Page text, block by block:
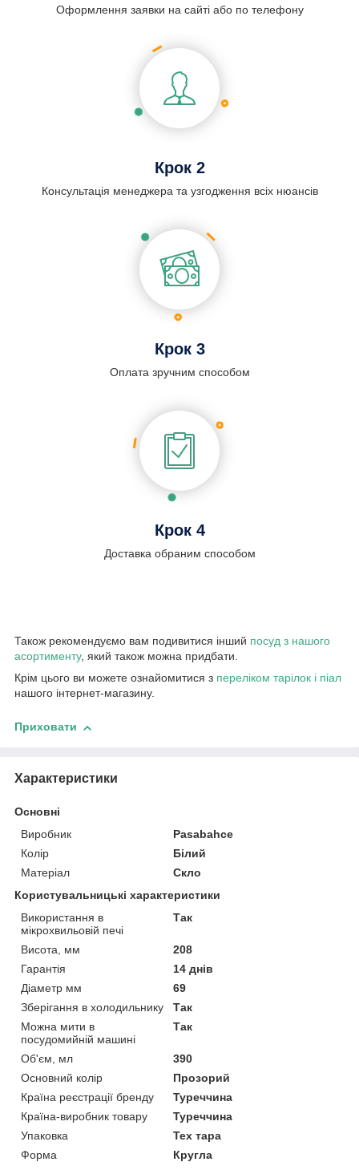
Оформлення заявки на сайті або по телефону
Крок 2
Консультація менеджера та узгодження всіх нюансів
Крок 3
Оплата зручним способом
Крок 4
Доставка обраним способом
Також рекомендуємо вам подивитися інший посуд з нашого
асортименту, який також можна придбати.
Крім цього ви можете ознайомитися з переліком тарілок і піал
нашого інтернет-магазину.
Приховати
Характеристики
Основні
Виробник
Pasabahce
Колір
Білий
Матеріал
Скло
Користувальницькі характеристики
Використання в
мікрохвильовій печі
Так
Висота, мм
208
Гарантія
14 днів
Діаметр мм
69
Зберігання в холодильнику
Так
Можна мити в
посудомийній машині
Так
Об'єм, мл
390
Основний колір
Прозорий
Країна реєстрації бренду
Туреччина
Країна-виробник товару
Туреччина
Упаковка
Тех тара
Форма
Кругла